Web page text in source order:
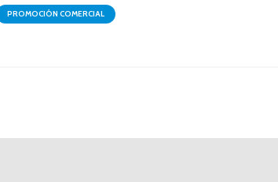
PROMOCIÓN COMERCIAL